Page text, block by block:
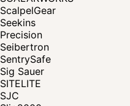
ScalpelGear
Seekins
Precision
Seibertron
SentrySafe
Sig Sauer
SITELITE
SJC